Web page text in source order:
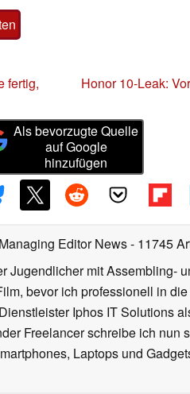
fertig,
Honor 10-Leak:
Als bevorzugte Quelle
auf Google
hinzufügen
Editor News- 11745
Jugendlicher mit Assembling-
bevor ich professionell in
Iphos IT Solutions
Freelancer schreibe ich
Laptops und